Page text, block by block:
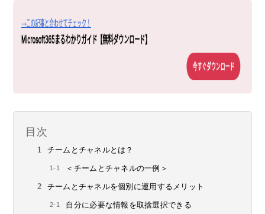
目次
チームとチャネルとは？
＜チームとチャネルの一例＞
チームとチャネルを個別に運用するメリット
自分に必要な情報を取捨選択できる